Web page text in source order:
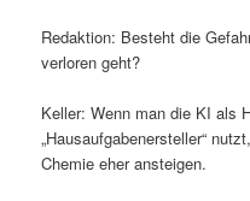
Redaktion: Besteht die
verloren geht?
Keller: Wenn man die KI als
„Hausaufgabenersteller“
Chemie eher ansteigen.